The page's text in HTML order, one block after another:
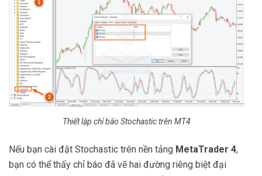
Thiết lập chỉ báo Stochastic trên MT4
Nếu bạn cài đặt Stochastic trên nền tảng MetaTrader 4,
bạn có thể thấy chỉ báo đã vẽ hai đường riêng biệt đại